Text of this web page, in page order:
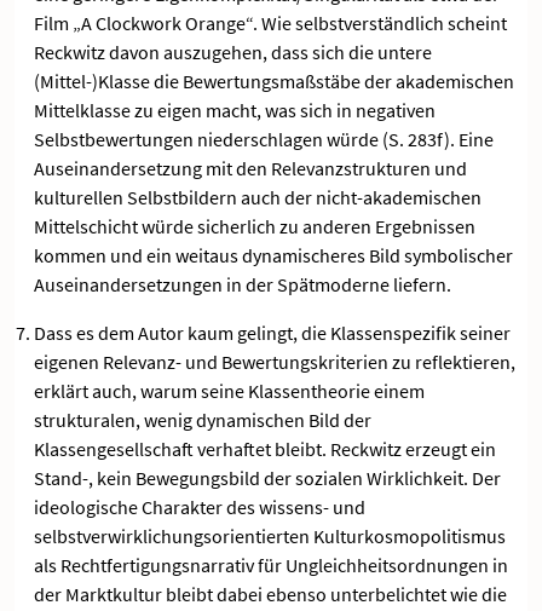
Film „A Clockwork Orange“. Wie selbstverständlich scheint
Reckwitz davon auszugehen, dass sich die untere
(Mittel-)Klasse die Bewertungsmaßstäbe der akademischen
Mittelklasse zu eigen macht, was sich in negativen
Selbstbewertungen niederschlagen würde (S. 283f). Eine
Auseinandersetzung mit den Relevanzstrukturen und
kulturellen Selbstbildern auch der nicht-akademischen
Mittelschicht würde sicherlich zu anderen Ergebnissen
kommen und ein weitaus dynamischeres Bild symbolischer
Auseinandersetzungen in der Spätmoderne liefern.
Dass es dem Autor kaum gelingt, die Klassenspezifik seiner
eigenen Relevanz- und Bewertungskriterien zu reflektieren,
erklärt auch, warum seine Klassentheorie einem
strukturalen, wenig dynamischen Bild der
Klassengesellschaft verhaftet bleibt. Reckwitz erzeugt ein
Stand-, kein Bewegungsbild der sozialen Wirklichkeit. Der
ideologische Charakter des wissens- und
selbstverwirklichungsorientierten Kulturkosmopolitismus
als Rechtfertigungsnarrativ für Ungleichheitsordnungen in
der Marktkultur bleibt dabei ebenso unterbelichtet wie die